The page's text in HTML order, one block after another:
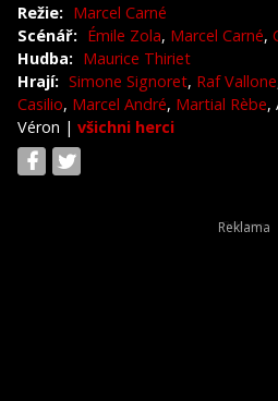
Režie: Marcel Carné
Scénář: Émile Zola, Marcel Carné,
Hudba: Maurice Thiriet
Hrají: Simone Signoret, Raf Vallone
Casilio, Marcel André, Martial Rèbe,
Véron | všichni herci